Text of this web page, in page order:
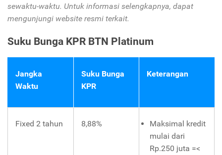
sewaktu-waktu. Untuk informasi selengkapnya, dapat
mengunjungi website resmi terkait.
Suku Bunga KPR BTN Platinum
Jangka
Waktu
Suku Bunga
KPR
Keterangan
Fixed 2 tahun 8,88%
Maksimal kredit
mulai dari
Rp.250 juta =<